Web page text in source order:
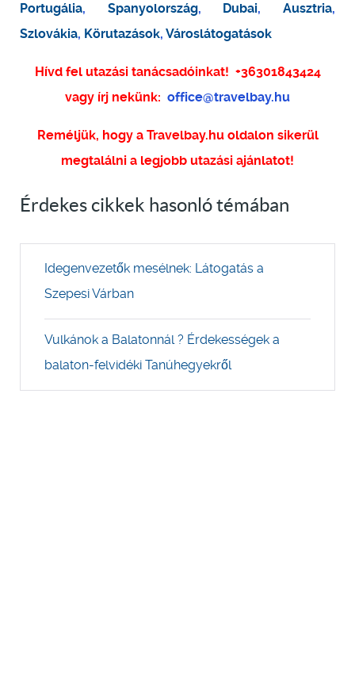
Portugália, Spanyolország, Dubai,Ausztria,
Szlovákia, Körutazások, Városlátogatások
Hívd fel utazási tanácsadóinkat! +36301843424
vagy írj nekünk: office@travelbay.hu
Reméljük, hogy a Travelbay.hu oldalon sikerül
megtalálni a legjobb utazási ajánlatot!
Érdekes cikkek hasonló témában
Idegenvezetők mesélnek: Látogatás a
Szepesi Várban
Vulkánok a Balatonnál ? Érdekességek a
balaton-felvidéki Tanúhegyekről